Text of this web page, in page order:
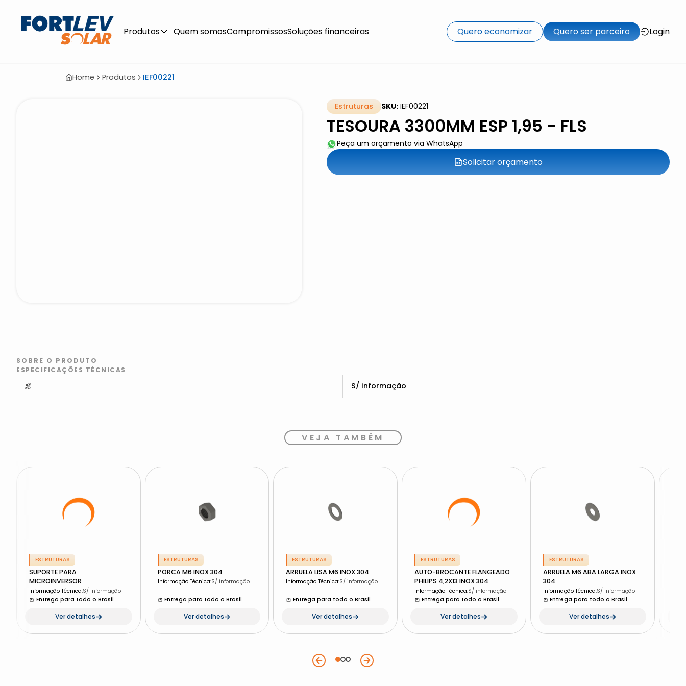
Produtos Quem somosCompromissosSoluções financeiras Quero economizar Quero ser parceiro Login
Home Produtos IEF00221
Estruturas SKU: IEF00221
TESOURA 3300MM ESP 1,95 - FLS
Peça um orçamento via WhatsApp
Solicitar orçamento
SOBRE O PRODUTO
ESPECIFICAÇÕES TÉCNICAS
S/ informação
VEJA TAMBÉM
ESTRUTURAS
SUPORTE PARA
MICROINVERSOR
Informação Técnica:S/ informação
Entrega para todo o Brasil
Ver detalhes
ESTRUTURAS
PORCA M6 INOX 304
Informação Técnica:S/ informação
Entrega para todo o Brasil
Ver detalhes
ESTRUTURAS
ARRUELA LISA M6 INOX 304
Informação Técnica:S/ informação
Entrega para todo o Brasil
Ver detalhes
ESTRUTURAS
AUTO-BROCANTE FLANGEADO
PHILIPS 4,2X13 INOX 304
Informação Técnica:S/ informação
Entrega para todo o Brasil
Ver detalhes
ESTRUTURAS
ARRUELA M6 ABA LARGA INOX
304
Informação Técnica:S/ informação
Entrega para todo o Brasil
Ver detalhes